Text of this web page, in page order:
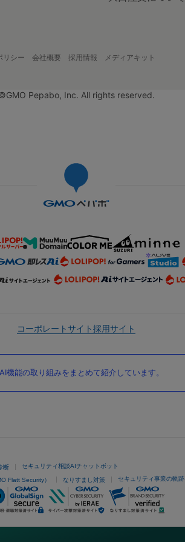
リシー 会社概要 採用情報 メディアキット
Pepabo, Inc. All rights reserved.
コーポレートサイト採用サイト
能の取り組みをまとめて紹介しています。
断 セキュリティ相談AIチャットボット
Flatt Security） なりすまし対策 セキュリティ事業の軌跡